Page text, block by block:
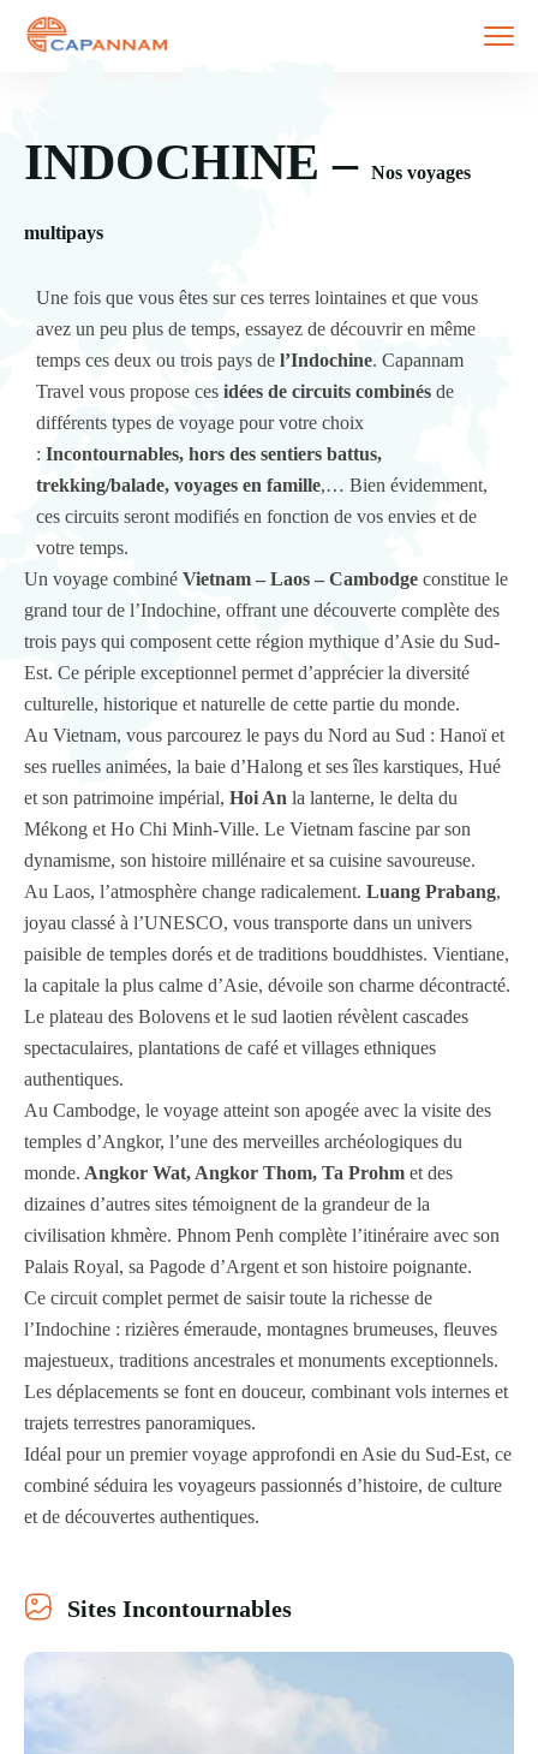
INDOCHINE – Nos voyages
multipays
Une fois que vous êtes sur ces terres lointaines et que vous
avez un peu plus de temps, essayez de découvrir en même
temps ces deux ou trois pays de l’Indochine. Capannam
Travel vous propose ces idées de circuits combinés de
différents types de voyage pour votre choix
: Incontournables, hors des sentiers battus,
trekking/balade, voyages en famille,… Bien évidemment,
ces circuits seront modifiés en fonction de vos envies et de
votre temps.
Un voyage combiné Vietnam – Laos – Cambodge constitue le
grand tour de l’Indochine, offrant une découverte complète des
trois pays qui composent cette région mythique d’Asie du Sud-
Est. Ce périple exceptionnel permet d’apprécier la diversité
culturelle, historique et naturelle de cette partie du monde.
Au Vietnam, vous parcourez le pays du Nord au Sud : Hanoï et
ses ruelles animées, la baie d’Halong et ses îles karstiques, Hué
et son patrimoine impérial, Hoi An la lanterne, le delta du
Mékong et Ho Chi Minh-Ville. Le Vietnam fascine par son
dynamisme, son histoire millénaire et sa cuisine savoureuse.
Au Laos, l’atmosphère change radicalement. Luang Prabang,
joyau classé à l’UNESCO, vous transporte dans un univers
paisible de temples dorés et de traditions bouddhistes. Vientiane,
la capitale la plus calme d’Asie, dévoile son charme décontracté.
Le plateau des Bolovens et le sud laotien révèlent cascades
spectaculaires, plantations de café et villages ethniques
authentiques.
Au Cambodge, le voyage atteint son apogée avec la visite des
temples d’Angkor, l’une des merveilles archéologiques du
monde. Angkor Wat, Angkor Thom, Ta Prohm et des
dizaines d’autres sites témoignent de la grandeur de la
civilisation khmère. Phnom Penh complète l’itinéraire avec son
Palais Royal, sa Pagode d’Argent et son histoire poignante.
Ce circuit complet permet de saisir toute la richesse de
l’Indochine : rizières émeraude, montagnes brumeuses, fleuves
majestueux, traditions ancestrales et monuments exceptionnels.
Les déplacements se font en douceur, combinant vols internes et
trajets terrestres panoramiques.
Idéal pour un premier voyage approfondi en Asie du Sud-Est, ce
combiné séduira les voyageurs passionnés d’histoire, de culture
et de découvertes authentiques.
Sites Incontournables